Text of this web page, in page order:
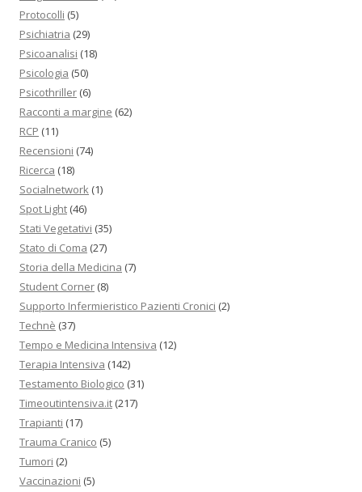
Protocolli (5)
Psichiatria (29)
Psicoanalisi (18)
Psicologia (50)
Psicothriller (6)
Racconti a margine (62)
RCP (11)
Recensioni (74)
Ricerca (18)
Socialnetwork (1)
Spot Light (46)
Stati Vegetativi (35)
Stato di Coma (27)
Storia della Medicina (7)
Student Corner (8)
Supporto Infermieristico Pazienti Cronici (2)
Technè (37)
Tempo e Medicina Intensiva (12)
Terapia Intensiva (142)
Testamento Biologico (31)
Timeoutintensiva.it (217)
Trapianti (17)
Trauma Cranico (5)
Tumori (2)
Vaccinazioni (5)